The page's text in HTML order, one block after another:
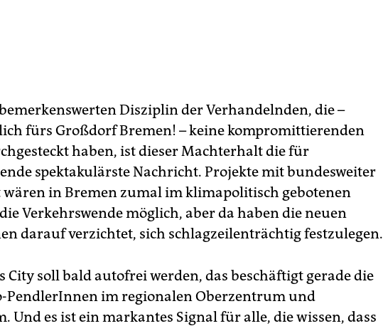
Disziplin der Verhandelnden, die –
fürs Großdorf Bremen! – keine kompromittierenden
haben, ist dieser Machterhalt die für
spektakulärste Nachricht. Projekte mit bundesweiter
in Bremen zumal im klimapolitisch gebotenen
Verkehrswende möglich, aber da haben die neuen
darauf verzichtet, sich schlagzeilenträchtig festzulegen.
City soll bald autofrei werden, das beschäftigt gerade die
PendlerInnen im regionalen Oberzentrum und
Und es ist ein markantes Signal für alle, die wissen, dass